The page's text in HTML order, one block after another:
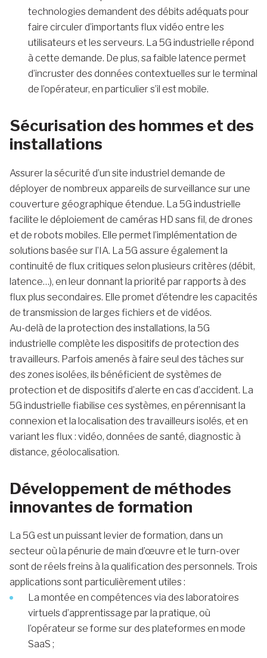
technologies demandent des débits adéquats pour
faire circuler d’importants flux vidéo entre les
utilisateurs et les serveurs. La 5G industrielle répond
à cette demande. De plus, sa faible latence permet
d’incruster des données contextuelles sur le terminal
de l’opérateur, en particulier s’il est mobile.
Sécurisation des hommes et des
installations
Assurer la sécurité d’un site industriel demande de
déployer de nombreux appareils de surveillance sur une
couverture géographique étendue. La 5G industrielle
facilite le déploiement de caméras HD sans fil, de drones
et de robots mobiles. Elle permet l’implémentation de
solutions basée sur l’IA. La 5G assure également la
continuité de flux critiques selon plusieurs critères (débit,
latence…), en leur donnant la priorité par rapports à des
flux plus secondaires. Elle promet d’étendre les capacités
de transmission de larges fichiers et de vidéos.
Au-delà de la protection des installations, la 5G
industrielle complète les dispositifs de protection des
travailleurs. Parfois amenés à faire seul des tâches sur
des zones isolées, ils bénéficient de systèmes de
protection et de dispositifs d’alerte en cas d’accident. La
5G industrielle fiabilise ces systèmes, en pérennisant la
connexion et la localisation des travailleurs isolés, et en
variant les flux : vidéo, données de santé, diagnostic à
distance, géolocalisation.
Développement de méthodes
innovantes de formation
La 5G est un puissant levier de formation, dans un
secteur où la pénurie de main d’œuvre et le turn-over
sont de réels freins à la qualification des personnels. Trois
applications sont particulièrement utiles :
La montée en compétences via des laboratoires
virtuels d’apprentissage par la pratique, où
l’opérateur se forme sur des plateformes en mode
SaaS ;